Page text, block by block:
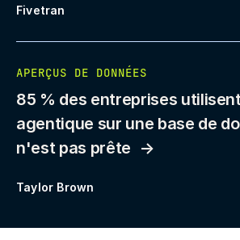
Fivetran
APERÇUS DE DONNÉES
85 % des entreprises
agentique sur une base de
n'est pas prête
Taylor Brown